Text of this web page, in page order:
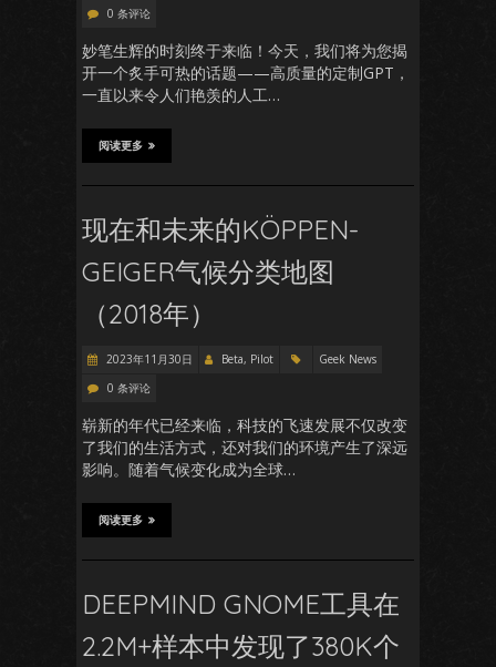
0 条评论
妙笔生辉的时刻终于来临！今天，我们将为您揭
开一个炙手可热的话题——高质量的定制GPT，
一直以来令人们艳羡的人工…
阅读更多
现在和未来的KÖPPEN-
GEIGER气候分类地图
（2018年）
2023年11月30日 Beta, Pilot
Geek News
0 条评论
崭新的年代已经来临，科技的飞速发展不仅改变
了我们的生活方式，还对我们的环境产生了深远
影响。随着气候变化成为全球…
阅读更多
DEEPMIND GNOME工具在
2.2M+样本中发现了380K个